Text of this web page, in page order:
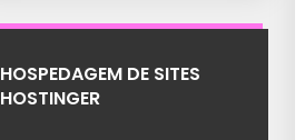
HOSPEDAGEM DE SITES
HOSTINGER